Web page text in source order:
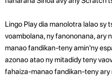
Lingo Play dia manolotra lalao sy
voambolana, ny fanononana, ary
manao fandikan-teny amin'ny
azonao atao ny mitadidy teny
fahaiza-manao fandikan-teny